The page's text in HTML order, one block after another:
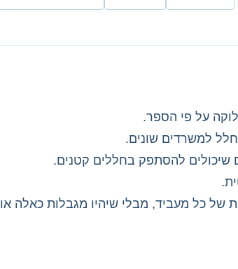
על פי הספר.
למשרדים שונים.
שיכולים להסתפק בחללים קטנים.
כל מעביד, מבלי שיהיו מגבלות כאלה או